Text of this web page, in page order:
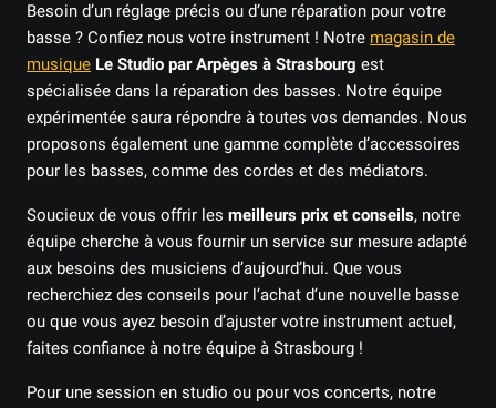
Besoin d’un réglage précis ou d’une réparation pour votre
basse ? Confiez nous votre instrument ! Notre magasin de
musique Le Studio par Arpèges à Strasbourg est
spécialisée dans la réparation des basses. Notre équipe
expérimentée saura répondre à toutes vos demandes. Nous
proposons également une gamme complète d’accessoires
pour les basses, comme des cordes et des médiators.
Soucieux de vous offrir les meilleurs prix et conseils, notre
équipe cherche à vous fournir un service sur mesure adapté
aux besoins des musiciens d’aujourd’hui. Que vous
recherchiez des conseils pour l’achat d’une nouvelle basse
ou que vous ayez besoin d’ajuster votre instrument actuel,
faites confiance à notre équipe à Strasbourg !
Pour une session en studio ou pour vos concerts, notre